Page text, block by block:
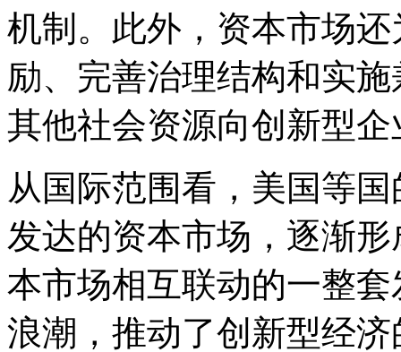
机制。此外，资本市场
励、完善治理结构和实
其他社会资源向创新型
从国际范围看，美国等
发达的资本市场，逐渐
本市场相互联动的一整
浪潮，推动了创新型经